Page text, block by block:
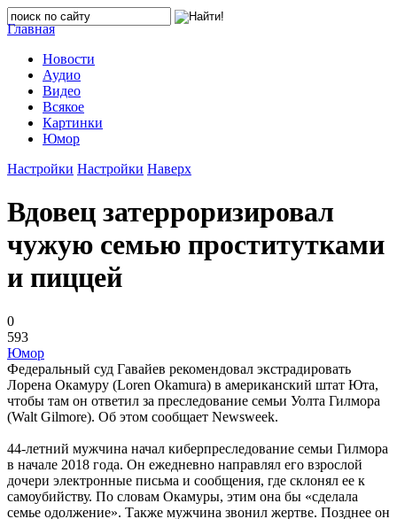
Главная
Новости
Аудио
Видео
Всякое
Картинки
Юмор
Настройки Настройки Наверх
Вдовец затерроризировал
чужую семью проститутками
и пиццей
0
593
Юмор
Федеральный суд Гавайев рекомендовал экстрадировать
Лорена Окамуру (Loren Okamura) в американский штат Юта,
чтобы там он ответил за преследование семьи Уолта Гилмора
(Walt Gilmore). Об этом сообщает Newsweek.
44-летний мужчина начал киберпреследование семьи Гилмора
в начале 2018 года. Он ежедневно направлял его взрослой
дочери электронные письма и сообщения, где склонял ее к
самоубийству. По словам Окамуры, этим она бы «сделала
семье одолжение». Также мужчина звонил жертве. Позднее он